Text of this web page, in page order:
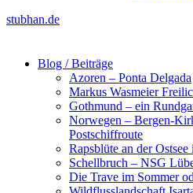
stubhan.de
Blog / Beiträge
Azoren – Ponta Delgada
Markus Wasmeier
Gothmund – ein
Norwegen – Bergen-
Postschiffroute
Rapsblüte an der
Schellbruch – NSG
Die Trave im Sommer